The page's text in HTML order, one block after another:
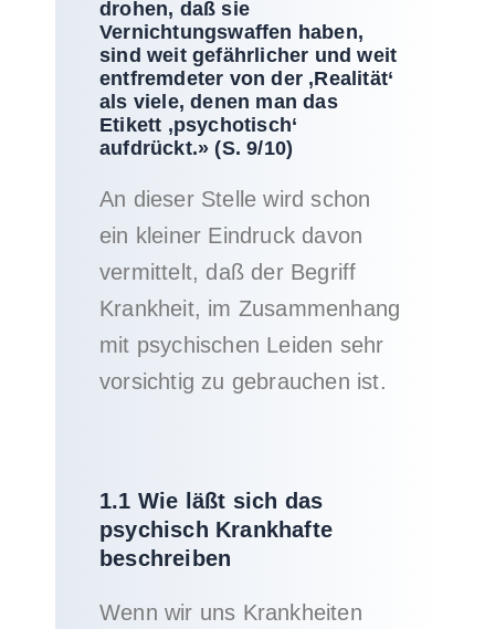
drohen, daß sie
Vernichtungswaffen haben,
sind weit gefährlicher und weit
entfremdeter von der ‚Realität‘
als viele, denen man das
Etikett ‚psychotisch‘
aufdrückt.» (S. 9/10)
An dieser Stelle wird schon
ein kleiner Eindruck davon
vermittelt, daß der Begriff
Krankheit, im Zusammenhang
mit psychischen Leiden sehr
vorsichtig zu gebrauchen ist.
1.1 Wie läßt sich das
psychisch Krankhafte
beschreiben
Wenn wir uns Krankheiten